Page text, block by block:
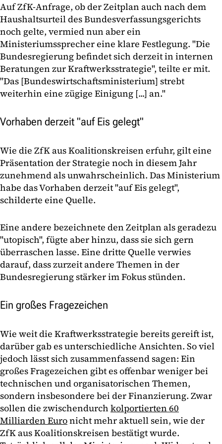
Auf ZfK-Anfrage, ob der Zeitplan auch nach dem
Haushaltsurteil des Bundesverfassungsgerichts
noch gelte, vermied nun aber ein
Ministeriumssprecher eine klare Festlegung. "Die
Bundesregierung befindet sich derzeit in internen
Beratungen zur Kraftwerksstrategie", teilte er mit.
"Das [Bundeswirtschaftsministerium] strebt
weiterhin eine zügige Einigung [...] an."
Vorhaben derzeit "auf Eis gelegt"
Wie die ZfK aus Koalitionskreisen erfuhr, gilt eine
Präsentation der Strategie noch in diesem Jahr
zunehmend als unwahrscheinlich. Das Ministerium
habe das Vorhaben derzeit "auf Eis gelegt",
schilderte eine Quelle.
Eine andere bezeichnete den Zeitplan als geradezu
"utopisch", fügte aber hinzu, dass sie sich gern
überraschen lasse. Eine dritte Quelle verwies
darauf, dass zurzeit andere Themen in der
Bundesregierung stärker im Fokus stünden.
Ein großes Fragezeichen
Wie weit die Kraftwerksstrategie bereits gereift ist,
darüber gab es unterschiedliche Ansichten. So viel
jedoch lässt sich zusammenfassend sagen: Ein
großes Fragezeichen gibt es offenbar weniger bei
technischen und organisatorischen Themen,
sondern insbesondere bei der Finanzierung. Zwar
sollen die zwischendurch kolportierten 60
Milliarden Euronicht mehr aktuell sein, wie der
ZfK aus Koalitionskreisen bestätigt wurde.